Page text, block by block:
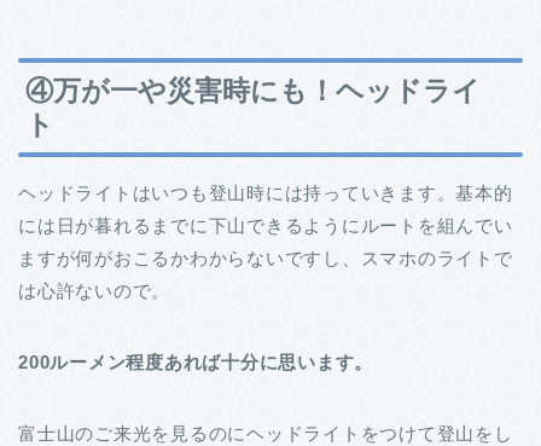
④万が一や災害時にも！ヘッドライ
ト
ヘッドライトはいつも登山時には持っていきます。基本的
には日が暮れるまでに下山できるようにルートを組んでい
ますが何がおこるかわからないですし、スマホのライトで
は心許ないので。
200ルーメン程度あれば十分に思います。
富士山のご来光を見るのにヘッドライトをつけて登山をし